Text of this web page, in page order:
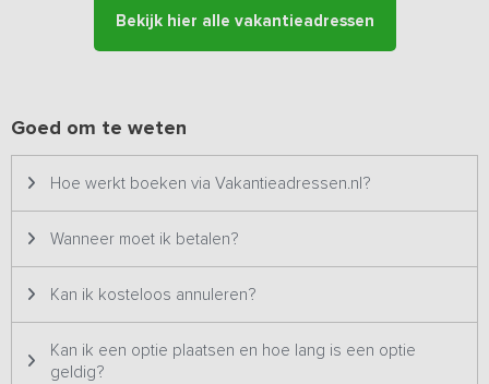
Bekijk hier alle vakantieadressen
Goed om te weten
Hoe werkt boeken via Vakantieadressen.nl?
Wanneer moet ik betalen?
Kan ik kosteloos annuleren?
Kan ik een optie plaatsen en hoe lang is een optie
geldig?